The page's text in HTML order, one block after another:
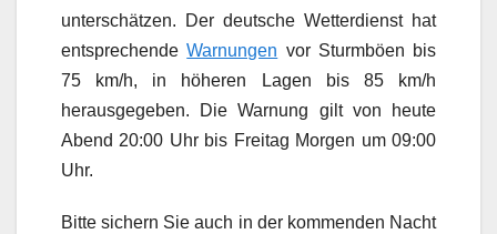
unterschätzen. Der deutsche Wetterdienst hat
entsprechendeWarnungen vor Sturmböen bis
75 km/h, in höheren Lagen bis 85 km/h
herausgegeben. Die Warnung gilt von heute
Abend 20:00 Uhr bis Freitag Morgen um 09:00
Uhr.
Bitte sichern Sie auch in der kommenden Nacht